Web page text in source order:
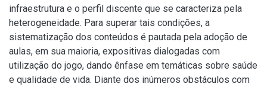
infraestrutura e o perfil discente que se caracteriza pela
heterogeneidade. Para superar tais condições, a
sistematização dos conteúdos é pautada pela adoção de
aulas, em sua maioria, expositivas dialogadas com
utilização do jogo, dando ênfase em temáticas sobre saúde
e qualidade de vida. Diante dos inúmeros obstáculos com